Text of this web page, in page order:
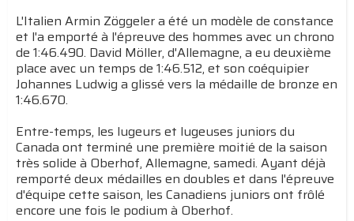
L'Italien Armin Zöggeler a été un modèle de constance
et l'a emporté à l'épreuve des hommes avec un chrono
de 1:46.490. David Möller, d'Allemagne, a eu deuxième
place avec un temps de 1:46.512, et son coéquipier
Johannes Ludwig a glissé vers la médaille de bronze en
1:46.670.
Entre-temps, les lugeurs et lugeuses juniors du
Canada ont terminé une première moitié de la saison
très solide à Oberhof, Allemagne, samedi. Ayant déjà
remporté deux médailles en doubles et dans l'épreuve
d'équipe cette saison, les Canadiens juniors ont frôlé
encore une fois le podium à Oberhof.